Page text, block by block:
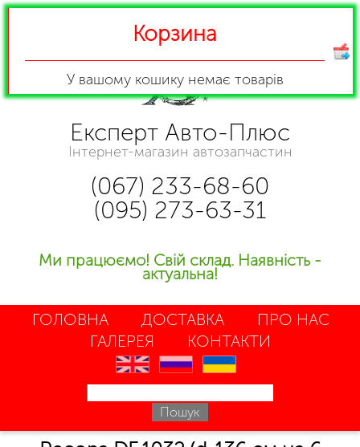
Експерт Авто-Плюс
Інтернет-магазин автозапчастин
(067) 233-68-60
(095) 273-63-31
Ми працюємо! Свій склад. Наявність -
актуальна!
ГОЛОВНА ДОСТАВКА
ПРО НАС
ГАЛЕРЕЯ
КОНТАКТИ
en ru uk
Корзина
У вашому кошику немає товарів